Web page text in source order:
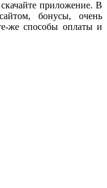
приложение. В
бонусы, очень
же способы оплаты и